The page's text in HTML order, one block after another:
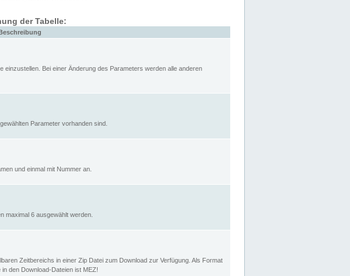
der Tabelle:
Bei einer Änderung des Parameters werden alle anderen
Parameter vorhanden sind.
und einmal mit Nummer an.
maximal 6 ausgewählt werden.
Zeitbereichs in einer Zip Datei zum Download zur Verfügung. Als Format
den Download-Dateien ist MEZ!